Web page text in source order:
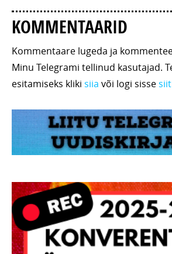
KOMMENTAARID
Kommentaare lugeda ja
Minu Telegrami tellinud kasutajad.
esitamiseks kliki siia või logi sissesiit